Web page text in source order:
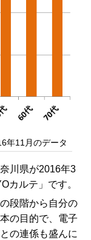
年11月のデータ
川県が2016年3
カルテ」です。
段階から自分の
の目的で、電子
の連係も盛んに